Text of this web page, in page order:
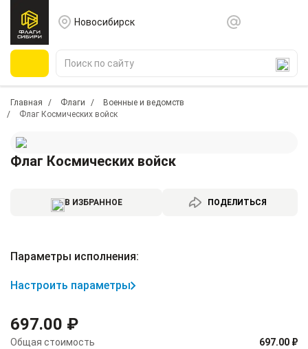
Новосибирск
Главная Флаги
Военные и ведомств
Флаг Космических войск
Флаг Космических войск
В ИЗБРАННОЕ ПОДЕЛИТЬСЯ
Параметры исполнения:
Настроить параметры
697.00 ₽
Общая стоимость
697.00 ₽